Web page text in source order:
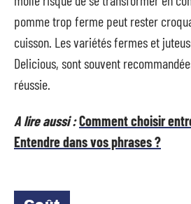
pomme trop ferme peut rester
cuisson. Les variétés fermes et
Delicious, sont souvent
réussie.
A lire aussi :Comment choisir
Entendre dans vos phrases ?